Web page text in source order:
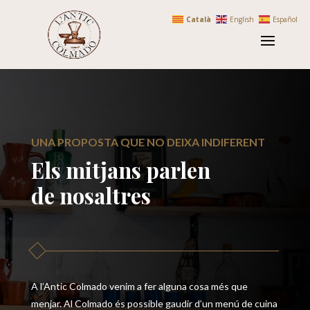
UNA PROPOSTA QUE NO DEIXA INDIFERENT
Els mitjans parlen
de nosaltres
A l’Antic Colmado venim a fer alguna cosa més que
menjar. Al Colmado és possible gaudir d’un menú de cuina
Català English Español